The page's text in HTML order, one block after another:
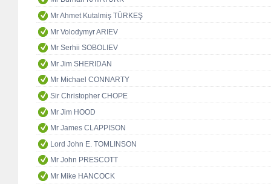
Mr Ahmet Kutalmiş TÜRKEŞ
Mr Volodymyr ARIEV
Mr Serhii SOBOLIEV
Mr Jim SHERIDAN
Mr Michael CONNARTY
Sir Christopher CHOPE
Mr Jim HOOD
Mr James CLAPPISON
Lord John E. TOMLINSON
Mr John PRESCOTT
Mr Mike HANCOCK